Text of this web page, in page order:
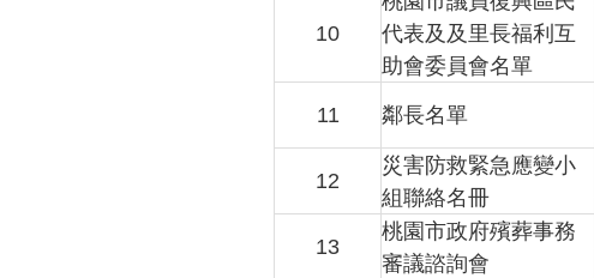
10
代表及及里長福利互
助會委員會名單
11 鄰長名單
12
災害防救緊急應變小
組聯絡名冊
13
桃園市政府殯葬事務
審議諮詢會